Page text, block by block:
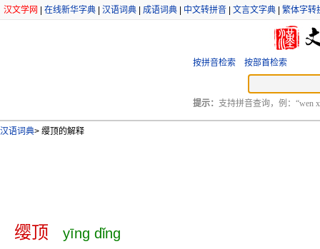
汉文学网 在线新华字典 汉语词典 成语词典 中文转拼音 文言文字典 繁体字转
按拼音检索 按部首检索
提示： 支持拼音查询，例：“wen
汉语词典> 缨顶的解释
缨顶 yīng dǐng